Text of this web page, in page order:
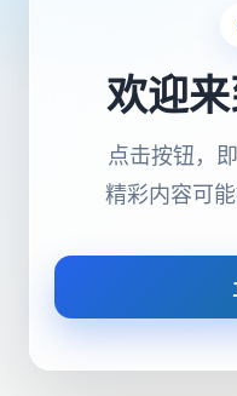
欢迎
点击按钮，
精彩内容可